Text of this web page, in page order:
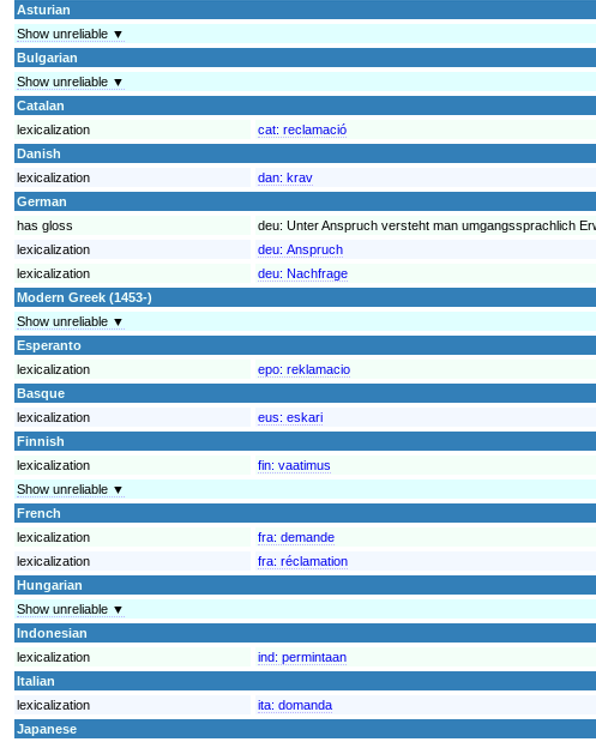
Asturian
Show unreliable ▼
Bulgarian
Show unreliable ▼
Catalan
lexicalization
cat: reclamació
Danish
lexicalization
dan: krav
German
has gloss
deu: Unter Anspruch versteht man umgangssprachlich
lexicalization
deu: Anspruch
lexicalization
deu: Nachfrage
Modern Greek (1453-)
Show unreliable ▼
Esperanto
lexicalization
epo: reklamacio
Basque
lexicalization
eus: eskari
Finnish
lexicalization
fin: vaatimus
Show unreliable ▼
French
lexicalization
fra: demande
lexicalization
fra: réclamation
Hungarian
Show unreliable ▼
Indonesian
lexicalization
ind: permintaan
Italian
lexicalization
ita: domanda
Japanese